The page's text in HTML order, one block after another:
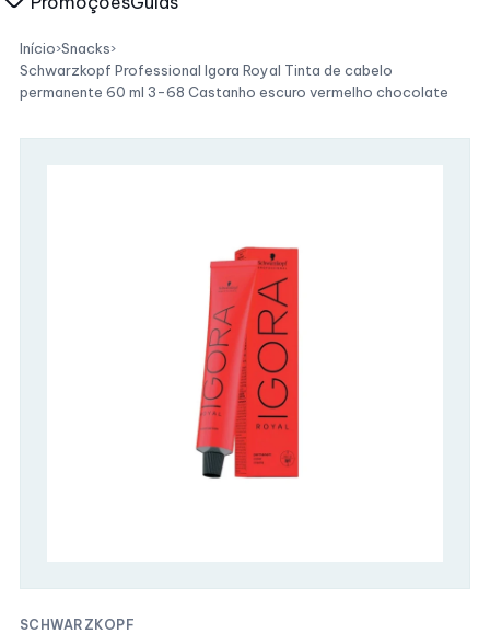
Início›Snacks›
Schwarzkopf Professional Igora Royal Tinta de cabelo
permanente 60 ml 3-68 Castanho escuro vermelho chocolate
SCHWARZKOPF